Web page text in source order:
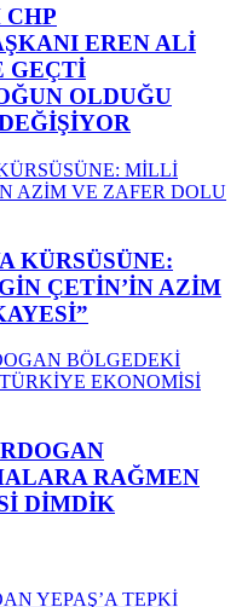
CHP
EREN ALİ
GEÇTİ
OLDUĞU
KÜRSÜSÜNE:
ÇETİN’İN AZİM
RAĞMEN
DİMDİK